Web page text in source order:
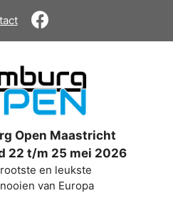
Open Maastricht
22 t/m 25 mei 2026
en leukste
van Europa